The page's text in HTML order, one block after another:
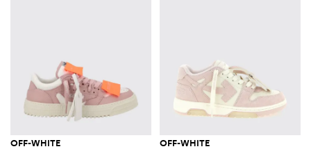
OFF-WHITE OFF-WHITE